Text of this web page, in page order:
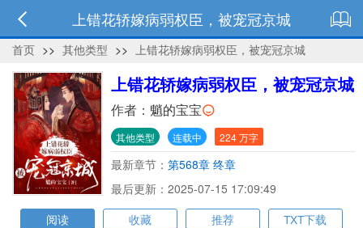
上错花轿嫁病弱权臣，被宠冠京城
首页 >> 其他类型 >> 上错花轿嫁病弱权臣，被宠冠京城
上错花轿嫁病弱权臣，被宠冠京城
作者： 魈的宝宝
其他类型 连载中 224 万字
最新章节： 第568章 终章
最后更新：2025-07-15 17:09:49
阅读
收藏 推荐 TXT下载